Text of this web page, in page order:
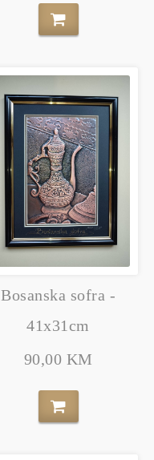
Bosanska sofra -
41x31cm
90,00 KM